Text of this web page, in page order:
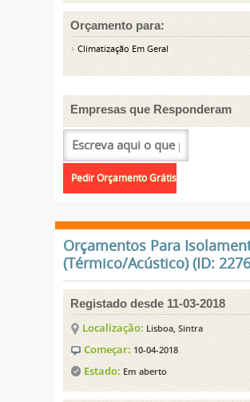
Orçamento para:
Climatização Em Geral
Empresas que Responderam
Orçamentos Para
(Térmico/Acústico) (ID:
Registado desde 11-03-2018
Localização: Lisboa, Sintra
Começar: 10-04-2018
Estado: Em aberto